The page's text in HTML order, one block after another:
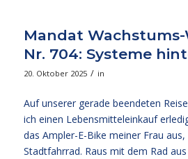
Mandat
Nr. 704: Systeme
20. Oktober 2025 / in
Auf unserer gerade beendeten
ich einen Lebensmitteleinkauf
das Ampler-E-Bike meiner Frau
Stadtfahrrad. Raus mit dem Rad